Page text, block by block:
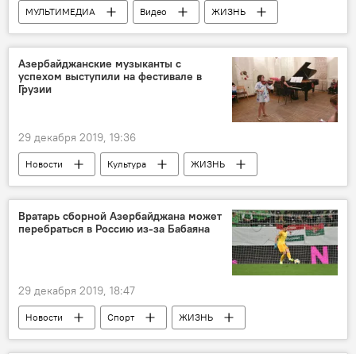
МУЛЬТИМЕДИА Видео
ЖИЗНЬ
Новости
Новости мира
Азербайджанские музыканты с
успехом выступили на фестивале в
Грузии
29 декабря 2019, 19:36
Новости Культура
ЖИЗНЬ
Азербайджан
Вратарь сборной Азербайджана может
перебраться в Россию из-за Бабаяна
29 декабря 2019, 18:47
Новости Спорт
ЖИЗНЬ
Азербайджан
Новости мира